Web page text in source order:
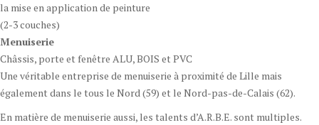
la mise en application de peinture
(2-3 couches)
Menuiserie
Châssis, porte et fenêtre ALU, BOIS et PVC
Une véritable entreprise de menuiserie à proximité de Lille mais
également dans le tous le Nord (59) et le Nord-pas-de-Calais (62).
En matière de menuiserie aussi, les talents d’A.R.B.E. sont multiples.